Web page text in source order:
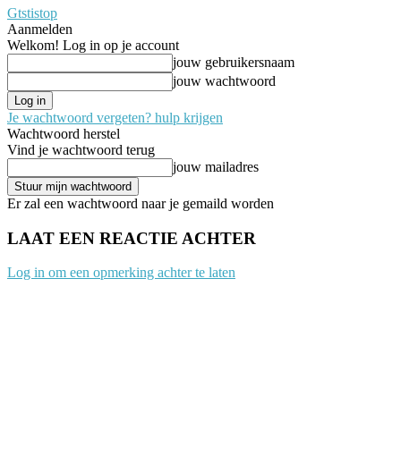
Gtstistop
Aanmelden
Welkom! Log in op je account
jouw gebruikersnaam
jouw wachtwoord
Je wachtwoord vergeten? hulp krijgen
Wachtwoord herstel
Vind je wachtwoord terug
jouw mailadres
Er zal een wachtwoord naar je gemaild worden
LAAT EEN REACTIE ACHTER
Log in om een opmerking achter te laten